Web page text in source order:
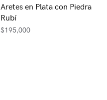
Aretes en Plata con Piedra
Rubí
$195,000